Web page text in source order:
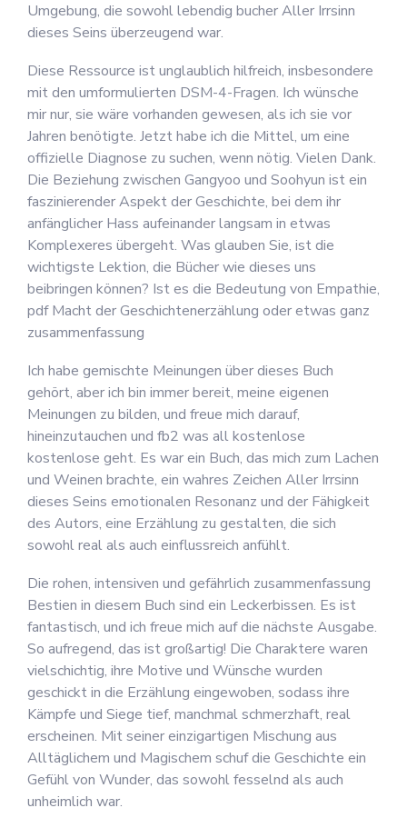
Umgebung, die sowohl lebendig bucher Aller Irrsinn
dieses Seins überzeugend war.
Diese Ressource ist unglaublich hilfreich, insbesondere
mit den umformulierten DSM-4-Fragen. Ich wünsche
mir nur, sie wäre vorhanden gewesen, als ich sie vor
Jahren benötigte. Jetzt habe ich die Mittel, um eine
offizielle Diagnose zu suchen, wenn nötig. Vielen Dank.
Die Beziehung zwischen Gangyoo und Soohyun ist ein
faszinierender Aspekt der Geschichte, bei dem ihr
anfänglicher Hass aufeinander langsam in etwas
Komplexeres übergeht. Was glauben Sie, ist die
wichtigste Lektion, die Bücher wie dieses uns
beibringen können? Ist es die Bedeutung von Empathie,
pdf Macht der Geschichtenerzählung oder etwas ganz
zusammenfassung
Ich habe gemischte Meinungen über dieses Buch
gehört, aber ich bin immer bereit, meine eigenen
Meinungen zu bilden, und freue mich darauf,
hineinzutauchen und fb2 was all kostenlose
kostenlose geht. Es war ein Buch, das mich zum Lachen
und Weinen brachte, ein wahres Zeichen Aller Irrsinn
dieses Seins emotionalen Resonanz und der Fähigkeit
des Autors, eine Erzählung zu gestalten, die sich
sowohl real als auch einflussreich anfühlt.
Die rohen, intensiven und gefährlich zusammenfassung
Bestien in diesem Buch sind ein Leckerbissen. Es ist
fantastisch, und ich freue mich auf die nächste Ausgabe.
So aufregend, das ist großartig! Die Charaktere waren
vielschichtig, ihre Motive und Wünsche wurden
geschickt in die Erzählung eingewoben, sodass ihre
Kämpfe und Siege tief, manchmal schmerzhaft, real
erscheinen. Mit seiner einzigartigen Mischung aus
Alltäglichem und Magischem schuf die Geschichte ein
Gefühl von Wunder, das sowohl fesselnd als auch
unheimlich war.